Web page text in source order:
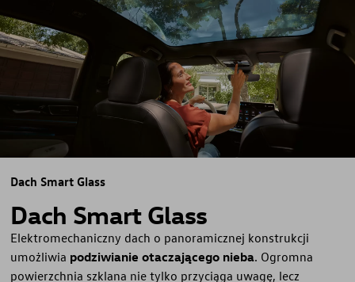
Dach Smart Glass
Dach Smart Glass
Elektromechaniczny dach o panoramicznej konstrukcji
umożliwia podziwianie otaczającego nieba. Ogromna
powierzchnia szklana nie tylko przyciąga uwagę, lecz